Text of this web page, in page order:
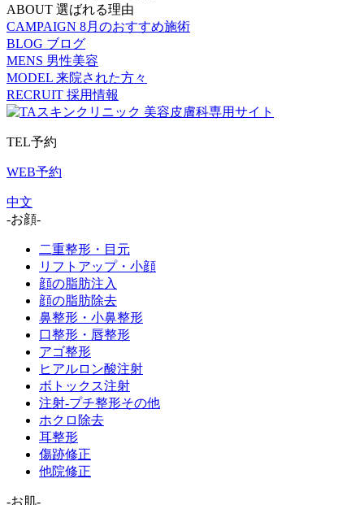
ABOUT 選ばれる理由
CAMPAIGN 8月のおすすめ施術
BLOG ブログ
MENS 男性美容
MODEL 来院された方々
RECRUIT 採用情報
TEL予約
WEB予約
中文
-お顔-
二重整形・目元
リフトアップ・小顔
顔の脂肪注入
顔の脂肪除去
鼻整形・小鼻整形
口整形・唇整形
アゴ整形
ヒアルロン酸注射
ボトックス注射
注射-プチ整形その他
ホクロ除去
耳整形
傷跡修正
他院修正
-お肌-